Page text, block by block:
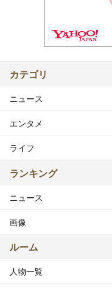
カテゴリ
ニュース
エンタメ
ライフ
ランキング
ニュース
画像
ルーム
人物一覧